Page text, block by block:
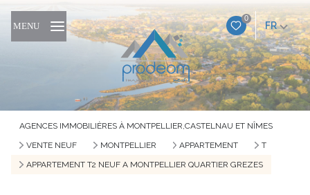
0
FR
MENU
AGENCES IMMOBILIÈRES À MONTPELLIER,CASTELNAU ET NÎMES
VENTE NEUF
MONTPELLIER APPARTEMENT
T
APPARTEMENT T2 NEUF A MONTPELLIER QUARTIER GREZES